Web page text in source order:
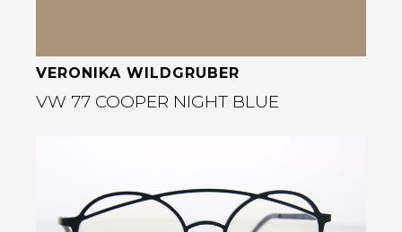
VERONIKA WILDGRUBER
VW 77 COOPER NIGHT BLUE